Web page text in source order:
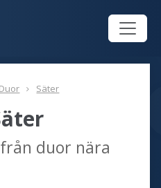
Duor Säter
duor nära